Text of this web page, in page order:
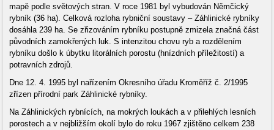
mapě podle světových stran. V roce 1981 byl vybudován Němčický
rybník (36 ha). Celková rozloha rybniční soustavy – Záhlinické rybníky
dosáhla 239 ha. Se zřizováním rybníku postupně zmizela značná část
původních zamokřených luk. S intenzitou chovu ryb a rozdělením
rybníku došlo k úbytku litorálních porostu (hnízdních příležitostí) a
potravních zdrojů.
Dne 12. 4. 1995 byl nařízením Okresního úřadu Kroměříž č. 2/1995
zřízen přírodní park Záhlinické rybníky.
Na Záhlinických rybnících, na mokrých loukách a v přilehlých lesních
porostech a v nejbližším okolí bylo do roku 1967 zjištěno celkem 238